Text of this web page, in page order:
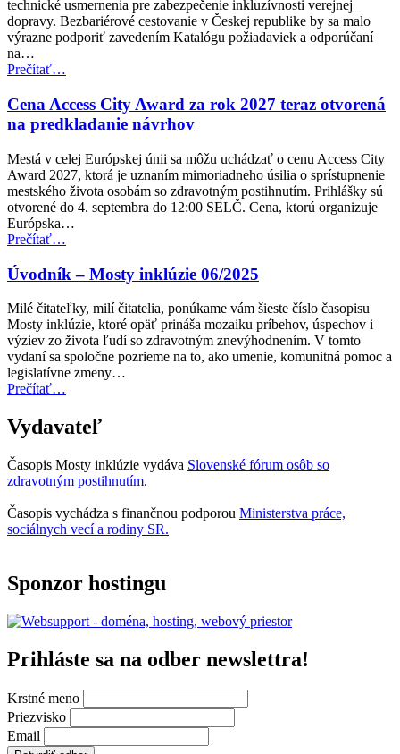
pre
osoby
so
zdravotným
postihnutím”
technické usmernenia pre zabezpečenie inkluzívnosti verejnej
dopravy. Bezbariérové cestovanie v Českej republike by sa malo
výrazne podporiť zavedením Katalógu požiadaviek a odporúčaní
na…
Prečítať“Česká
zavádza
nové
normy
pre
verejnú
dopravu”
…
Cena Access City Award za rok 2027 teraz otvorená
na predkladanie návrhov
Mestá v celej Európskej únii sa môžu uchádzať o cenu Access City
Award 2027, ktorá je uznaním mimoriadneho úsilia o sprístupnenie
mestského života osobám so zdravotným postihnutím. Prihlášky sú
otvorené do 4. septembra do 12:00 SELČ. Cena, ktorú organizuje
Európska…
Prečítať“Cena
City
Award
za
rok
2027
teraz
otvorená
na
predkladanie
návrhov”
…
Úvodník – Mosty inklúzie 06/2025
Milé čitateľky, milí čitatelia, ponúkame vám šieste číslo časopisu
Mosty inklúzie, ktoré opäť prináša mozaiku príbehov, úspechov i
výziev zo života ľudí so zdravotným znevýhodnením. V tomto
vydaní sa spoločne pozrieme na to, ako umenie, komunitná pomoc a
legislatívne zmeny…
Prečítať“Úvodník
Mosty
inklúzie
…
Vydavateľ
Časopis Mosty inklúzie vydáva Slovenské fórum osôb so
zdravotným postihnutím.
Časopis vychádza s finančnou podporou Ministerstva práce,
sociálnych vecí a rodiny SR.
Sponzor hostingu
Prihláste sa na odber newslettra!
Krstné meno
Priezvisko
Email